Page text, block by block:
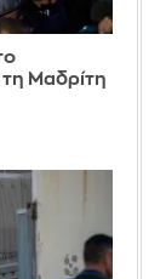
Μαδρίτη